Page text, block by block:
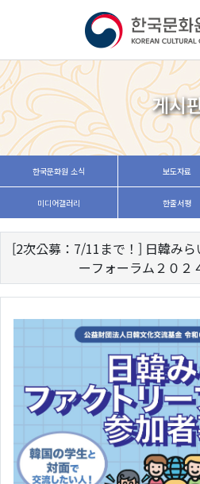
게시
한국문화원 소식 보도자료
미디어갤러리 한줄서평
[2次公募：7/11まで！] 日韓みら
ーフォーラム２０２